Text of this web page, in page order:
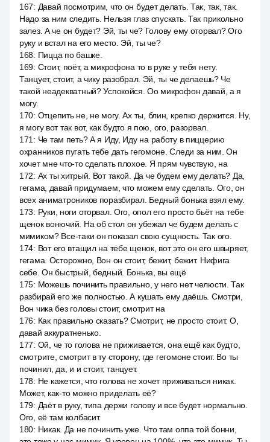
167: Давай посмотрим, что он будет делать. Так, так, так.
Надо за ним следить. Нельзя глаз спускать. Так прикольно
залез. А че он будет? Эй, ты че? Голову ему оторвал? Ого
руку и встал на его место. Эй, ты че?
168: Пицца по башке.
169: Стоит, поёт, а микрофона то в руке у тебя нету.
Танцует, стоит, a чику разобрал. Эй, ты че делаешь? Че
такой неадекватный? Успокойся. Оо микрофон давай, а я
могу.
170: Отцепить не, не могу. Ах ты, блин, крепко держится. Ну,
я могу вот так вот, как будто я пою, ого, разорвал.
171 : Че там петь? А я Иду, Иду на работу в пиццерию
охранников пугать тебе дать гегомоне. Следи за ним. Он
хочет мне что-то сделать плохое. Я прям чувствую, на
172: Ах ты хитрый. Вот такой. Да че будем ему делать? Да,
гегама, давай придумаем, что можем ему сделать. Ого, он
всех аниматроников поразбирал. Бедный бонька взял ему.
173: Руки, ноги оторвал. Ого, опол его просто бьёт на тебе
щенок вонючий. На об стол он убежал че будем делать с
мимиком? Все-таки он показал свою сущность. Так ого.
174: Вот его втащил на тебе щенок, вот это он его швыряет,
гегама. Осторожно, Вон он стоит, бежит, бежит. Нифига
себе. Он быстрый, бедный. Бонька, вы ещё
175: Можешь починить правильно, у него нет челюсти. Так
разбирай его же полностью. А кушать ему даёшь. Смотри,
Вон чика без головы стоит, смотрит на
176: Как правильно сказать? Смотрит, не просто стоит. О,
давай аккуратненько.
177: Ой, че то голова не приживается, она ещё как будто,
смотрите, смотрит в ту сторону, где гегомоне стоит. Во ты
починил, да, и и стоит, танцует.
178: Не кажется, что голова не хочет приживаться никак.
Может, как-то можно приделать её?
179: Даёт в руку, типа держи голову и все будет нормально.
Ого, её там колбасит.
180: Никак. Да не починить уже. Что там оппа той бонни,